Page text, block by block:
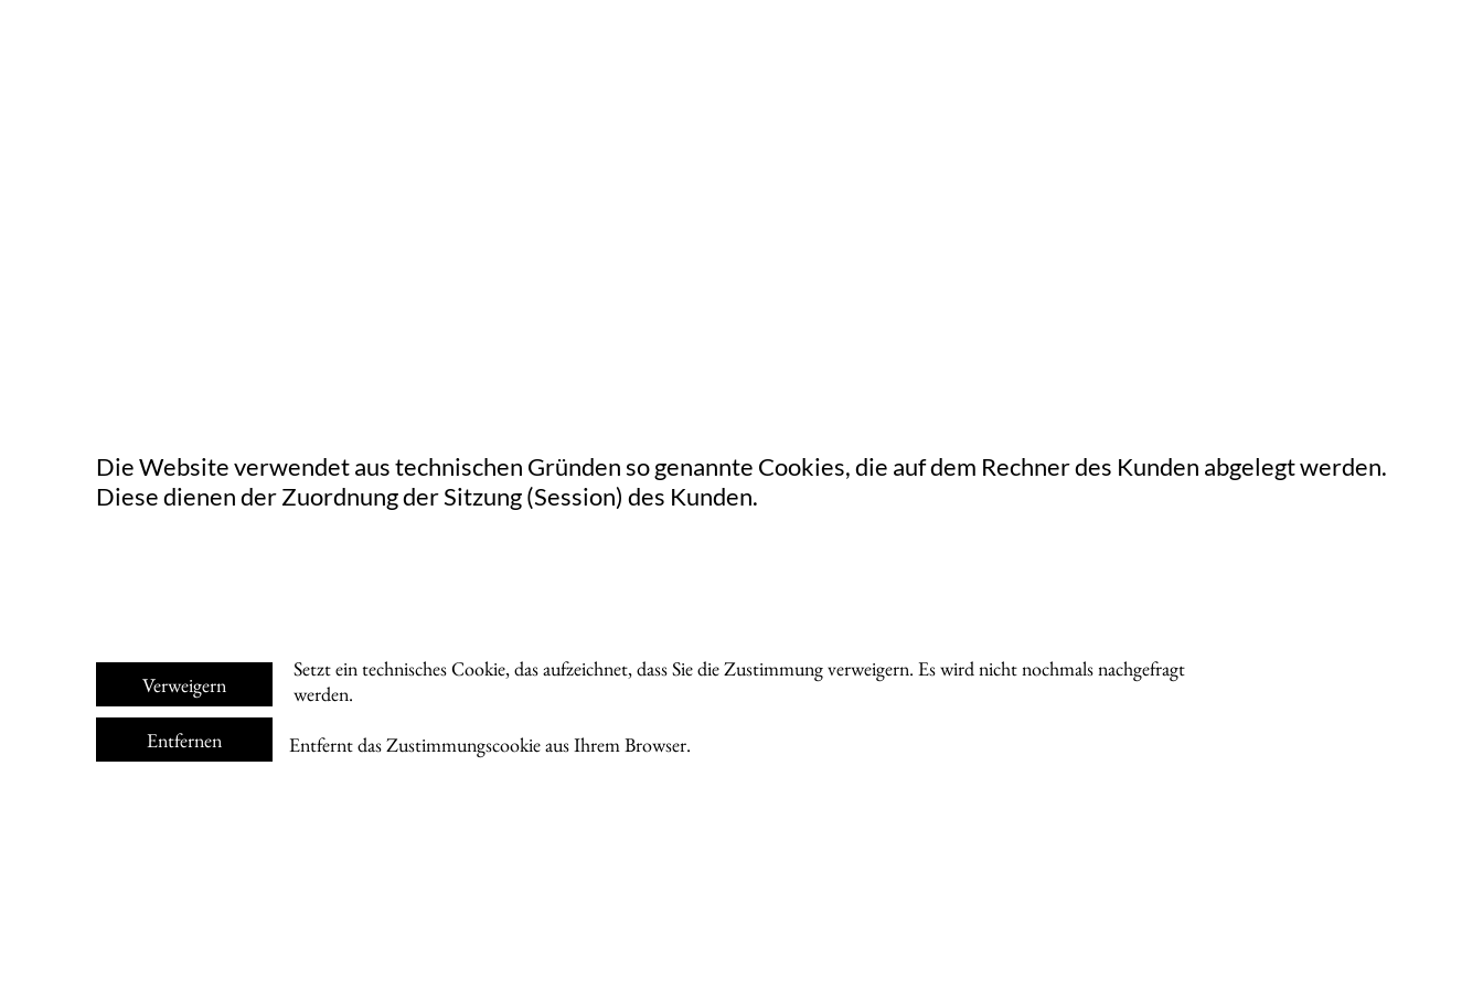
Die Website verwendet aus technischen Gründen so genannte Cookies, die auf dem Rechner des Kunden abgelegt werden.
Diese dienen der Zuordnung der Sitzung (Session) des Kunden.
Verweigern
Setzt ein technisches Cookie, das aufzeichnet, dass Sie die Zustimmung verweigern. Es wird nicht nochmals nachgefragt
werden.
Entfernen
Entfernt das Zustimmungscookie aus Ihrem Browser.